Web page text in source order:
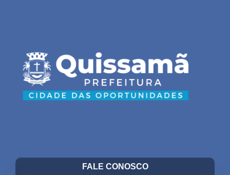
FALE CONOSCO